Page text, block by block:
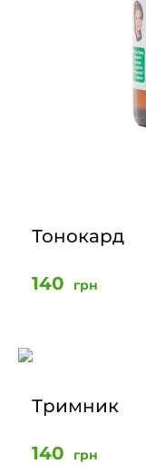
Тонокард
140 грн
Тримник
140 грн